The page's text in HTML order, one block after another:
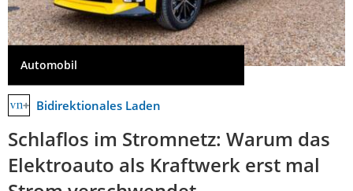
Automobil
Bidirektionales Laden
Schlaflos im Stromnetz: Warum das
Elektroauto als Kraftwerk erst mal